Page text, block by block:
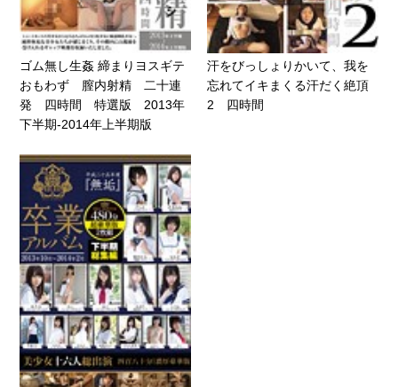
ゴム無し生姦 締まりヨスギテ
おもわず 膣内射精 二十連
発 四時間 特選版 2013年
下半期-2014年上半期版
汗をびっしょりかいて、我を
忘れてイキまくる汗だく絶頂
2 四時間